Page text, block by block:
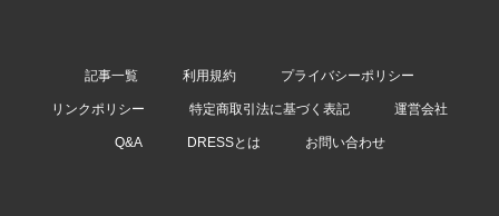
記事一覧 利用規約 プライバシーポリシー
リンクポリシー 特定商取引法に基づく表記 運営会社
Q&A DRESSとは お問い合わせ